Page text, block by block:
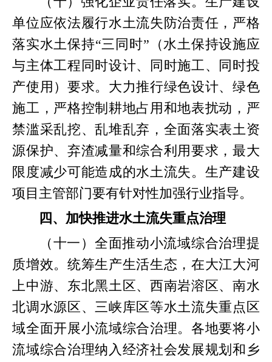
单位应依法履行水土流失防治责任，严格
落实水土保持“三同时”（水土保持设施应
与主体工程同时设计、同时施工、同时投
产使用）要求。大力推行绿色设计、绿色
施工，严格控制耕地占用和地表扰动，严
禁滥采乱挖、乱堆乱弃，全面落实表土资
源保护、弃渣减量和综合利用要求，最大
限度减少可能造成的水土流失。生产建设
项目主管部门要有针对性加强行业指导。
四、加快推进水土流失重点治理
（十一）全面推动小流域综合治理提
质增效。统筹生产生活生态，在大江大河
上中游、东北黑土区、西南岩溶区、南水
北调水源区、三峡库区等水土流失重点区
域全面开展小流域综合治理。各地要将小
流域综合治理纳入经济社会发展规划和乡